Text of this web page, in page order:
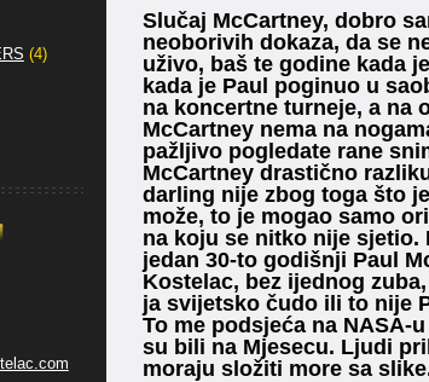
Slučaj McCartney, dobro
neoborivih dokaza, da se
uživo, baš te godine kada
kada je Paul poginuo u
na koncertne turneje, a na
McCartney nema na
pažljivo pogledate rane
McCartney drastično
darling nije zbog toga što
može, to je mogao samo
na koju se nitko nije sjetio.
jedan 30-to godišnji Paul
Kostelac, bez ijednog
ja svijetsko čudo ili to nije
To me podsjeća na NASA-
su bili na Mjesecu. Ljudi
moraju složiti more sa
(4)